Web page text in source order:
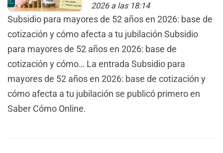
2026 a las 18:14
Subsidio para mayores de 52 años en 2026: base de
cotización y cómo afecta a tu jubilación Subsidio
para mayores de 52 años en 2026: base de
cotización y cómo… La entrada Subsidio para
mayores de 52 años en 2026: base de cotización y
cómo afecta a tu jubilación se publicó primero en
Saber Cómo Online.